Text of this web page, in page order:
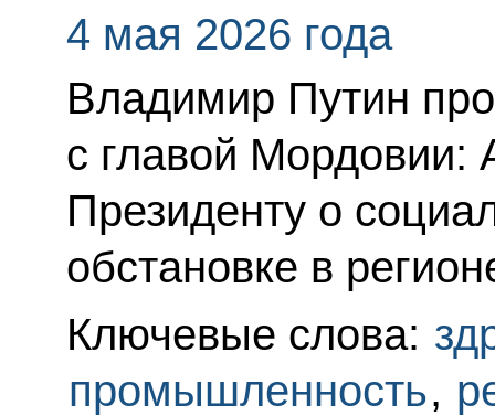
4 мая 2026 года
Владимир Путин
с главой Мордовии:
Президенту о
обстановке в
Ключевые слова:
промышленность,